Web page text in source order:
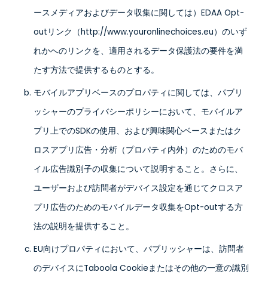
ースメディアおよびデータ収集に関しては）EDAA Opt-
outリンク（http://www.youronlinechoices.eu）のいず
れかへのリンクを、適用されるデータ保護法の要件を満
たす方法で提供するものとする。
モバイルアプリベースのプロパティに関しては、パブリ
ッシャーのプライバシーポリシーにおいて、モバイルア
プリ上でのSDKの使用、および興味関心ベースまたはク
ロスアプリ広告・分析（プロパティ内外）のためのモバ
イル広告識別子の収集について説明すること。さらに、
ユーザーおよび訪問者がデバイス設定を通じてクロスア
プリ広告のためのモバイルデータ収集をOpt-outする方
法の説明を提供すること。
EU向けプロパティにおいて、パブリッシャーは、訪問者
のデバイスにTaboola Cookieまたはその他の一意の識別